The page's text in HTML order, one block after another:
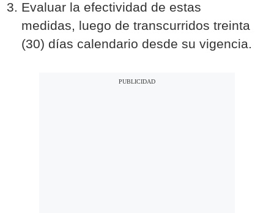
Evaluar la efectividad de estas
medidas, luego de transcurridos treinta
(30) días calendario desde su vigencia.